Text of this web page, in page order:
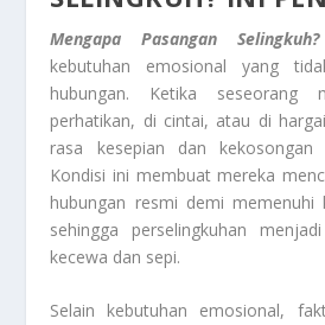
Mengapa Pasangan
kebutuhan emosional yang
hubungan. Ketika seseorang
perhatikan, di cintai, atau di
rasa kesepian dan
Kondisi ini membuat mereka
hubungan resmi demi memenuhi
sehingga perselingkuhan
kecewa dan sepi.
Selain kebutuhan emosional,